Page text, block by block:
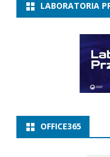
LABORATORIA
OFFICE365